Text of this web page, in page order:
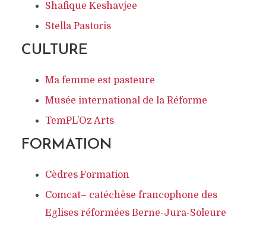
Shafique Keshavjee
Stella Pastoris
CULTURE
Ma femme est pasteure
Musée international de la Réforme
TemPL’Oz Arts
FORMATION
Cèdres Formation
Comcat– catéchèse francophone des
Eglises réformées Berne-Jura-Soleure